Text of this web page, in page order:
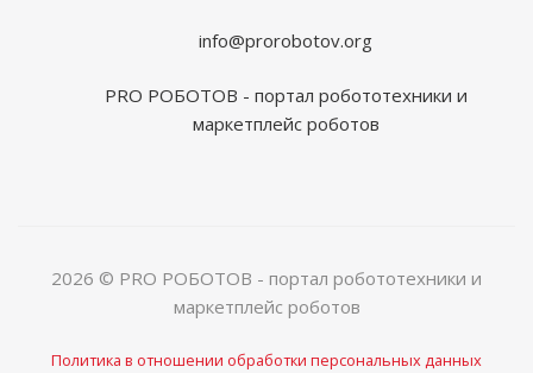
info@prorobotov.org
PRO РОБОТОВ - портал робототехники и
маркетплейс роботов
2026 © PRO РОБОТОВ - портал робототехники и
маркетплейс роботов
Политика в отношении обработки персональных данных